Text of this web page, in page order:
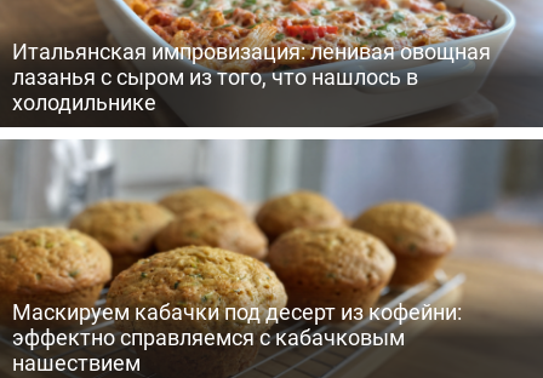
Итальянская импровизация: ленивая овощная
лазанья с сыром из того, что нашлось в
холодильнике
Маскируем кабачки под десерт из кофейни:
эффектно справляемся с кабачковым
нашествием